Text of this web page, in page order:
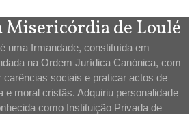
Misericórdia de Loulé
uma Irmandade, constituída em
na Ordem Jurídica Canónica, com
carências sociais e praticar actos de
e moral cristãs. Adquiriu personalidade
como Instituição Privada de